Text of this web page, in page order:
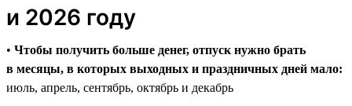
и 2026 году
• Чтобы получить больше денег, отпуск нужно брать
в месяцы, в которых выходных и праздничных дней мало:
июль, апрель, сентябрь, октябрь и декабрь